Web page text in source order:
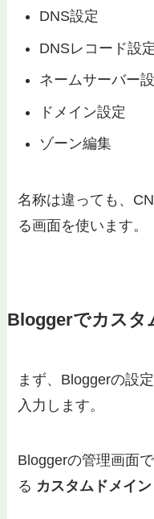
DNS設定
DNSレコード設定
ネームサーバー
ドメイン設定
ゾーン編集
名称は違っても、
る画面を使います。
Bloggerでカスタ
まず、Bloggerの設
入力します。
Bloggerの管理画面
る カスタムドメイン